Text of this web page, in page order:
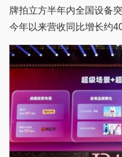
牌拍立方半年内全国设备
今年以来营收同比增长约